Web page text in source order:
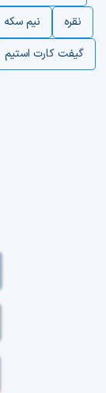
نقره
نیم سکه
گیفت کارت استیم